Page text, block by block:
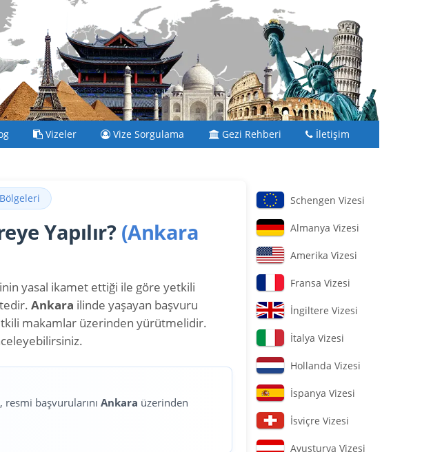
Vizeler Vize Sorgulama Gezi Rehberi İletişim
Yapılır? (Ankara
yasal ikamet ettiği ile göre yetkili
Ankara ilinde yaşayan başvuru
makamlar üzerinden yürütmelidir.
resmi başvurularınıAnkara üzerinden
Schengen Vizesi
Almanya Vizesi
Amerika Vizesi
Fransa Vizesi
İngiltere Vizesi
İtalya Vizesi
Hollanda Vizesi
İspanya Vizesi
İsviçre Vizesi
Avusturya Vizesi